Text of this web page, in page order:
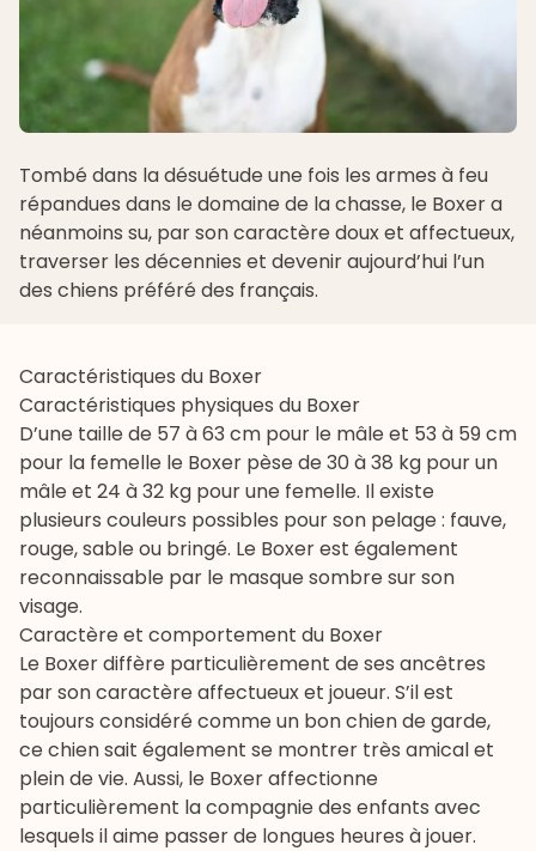
Tombé dans la désuétude une fois les armes à feu
répandues dans le domaine de la chasse, le Boxer a
néanmoins su, par son caractère doux et affectueux,
traverser les décennies et devenir aujourd’hui l’un
des chiens préféré des français.
Caractéristiques du Boxer
Caractéristiques physiques du Boxer
D’une taille de 57 à 63 cm pour le mâle et 53 à 59 cm
pour la femelle le Boxer pèse de 30 à 38 kg pour un
mâle et 24 à 32 kg pour une femelle. Il existe
plusieurs couleurs possibles pour son pelage : fauve,
rouge, sable ou bringé. Le Boxer est également
reconnaissable par le masque sombre sur son
visage.
Caractère et comportement du Boxer
Le Boxer diffère particulièrement de ses ancêtres
par son caractère affectueux et joueur. S’il est
toujours considéré comme un bon chien de garde,
ce chien sait également se montrer très amical et
plein de vie. Aussi, le Boxer affectionne
particulièrement la compagnie des enfants avec
lesquels il aime passer de longues heures à jouer.